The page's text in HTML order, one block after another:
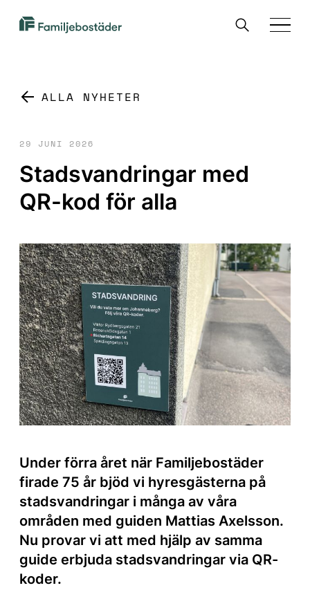
Familjebostäder
Sök
ALLA NYHETER
29 JUNI 2026
Stadsvandringar med
QR-kod för alla
Under förra året när Familjebostäder
firade 75 år bjöd vi hyresgästerna på
stadsvandringar i många av våra
områden med guiden Mattias Axelsson.
Nu provar vi att med hjälp av samma
guide erbjuda stadsvandringar via QR-
koder.